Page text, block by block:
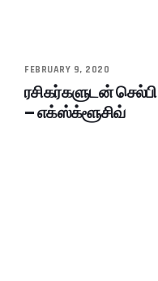
FEBRUARY 9, 2020
ரசிகர்களுடன்
– எக்ஸ்க்ளூசிவ்